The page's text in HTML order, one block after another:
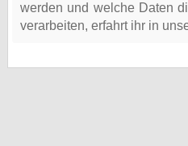
werden und welche Daten
verarbeiten, erfahrt ihr in